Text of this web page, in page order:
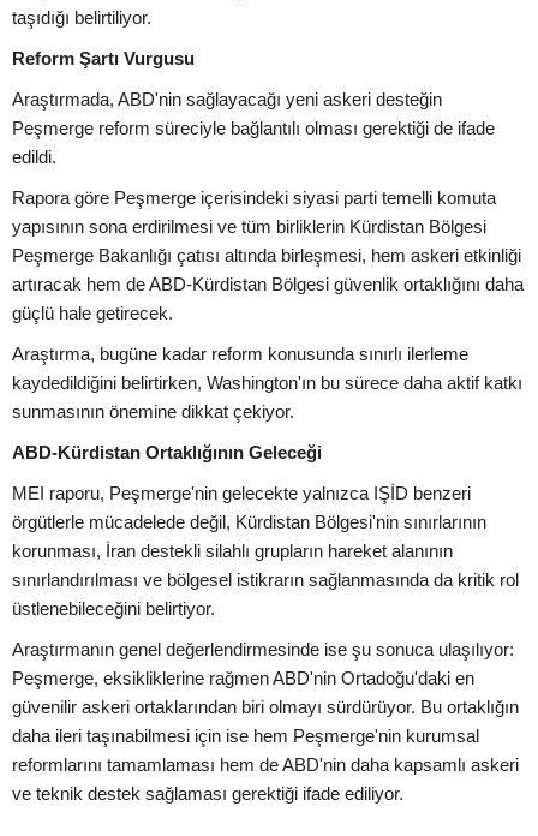
taşıdığı belirtiliyor.
Reform Şartı Vurgusu
Araştırmada, ABD'nin sağlayacağı yeni askeri desteğin
Peşmerge reform süreciyle bağlantılı olması gerektiği de ifade
edildi.
Rapora göre Peşmerge içerisindeki siyasi parti temelli komuta
yapısının sona erdirilmesi ve tüm birliklerin Kürdistan Bölgesi
Peşmerge Bakanlığı çatısı altında birleşmesi, hem askeri etkinliği
artıracak hem de ABD-Kürdistan Bölgesi güvenlik ortaklığını daha
güçlü hale getirecek.
Araştırma, bugüne kadar reform konusunda sınırlı ilerleme
kaydedildiğini belirtirken, Washington'ın bu sürece daha aktif katkı
sunmasının önemine dikkat çekiyor.
ABD-Kürdistan Ortaklığının Geleceği
MEI raporu, Peşmerge'nin gelecekte yalnızca IŞİD benzeri
örgütlerle mücadelede değil, Kürdistan Bölgesi'nin sınırlarının
korunması, İran destekli silahlı grupların hareket alanının
sınırlandırılması ve bölgesel istikrarın sağlanmasında da kritik rol
üstlenebileceğini belirtiyor.
Araştırmanın genel değerlendirmesinde ise şu sonuca ulaşılıyor:
Peşmerge, eksikliklerine rağmen ABD'nin Ortadoğu'daki en
güvenilir askeri ortaklarından biri olmayı sürdürüyor. Bu ortaklığın
daha ileri taşınabilmesi için ise hem Peşmerge'nin kurumsal
reformlarını tamamlaması hem de ABD'nin daha kapsamlı askeri
ve teknik destek sağlaması gerektiği ifade ediliyor.